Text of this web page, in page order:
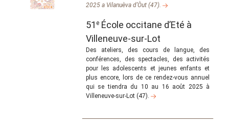
2025 a Vilanuèva d’Òut (47).
51 e École occitane d’Eté à
Villeneuve-sur-Lot
Des ateliers, des cours de langue, des
conférences, des spectacles, des activités
pour les adolescents et jeunes enfants et
plus encore, lors de ce rendez-vous annuel
qui se tiendra du 10 au 16 août 2025 à
Villeneuve-sur-Lot (47).